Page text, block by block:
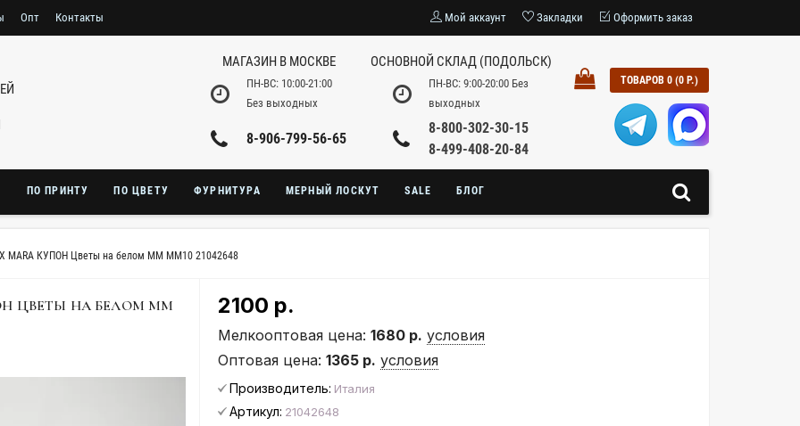
Опт Контакты Мой аккаунт Закладки Оформить заказ
МАГАЗИН В МОСКВЕ
ПН-ВС: 10:00-21:00
Без выходных
8-906-799-56-65
ОСНОВНОЙ СКЛАД (ПОДОЛЬСК)
ПН-ВС: 9:00-20:00 Без
выходных
8-800-302-30-15
8-499-408-20-84
ТОВАРОВ 0 (0 Р.)
ПО ПРИНТУ ПО ЦВЕТУ ФУРНИТУРА МЕРНЫЙ ЛОСКУТ SALE БЛОГ
MARA КУПОН Цветы на белом MM MM10 21042648
ЦВЕТЫ НА БЕЛОМ MM 2100 р.
Мелкооптовая цена: 1680 р. условия
Оптовая цена: 1365 р. условия
Производитель: Италия
Артикул: 21042648